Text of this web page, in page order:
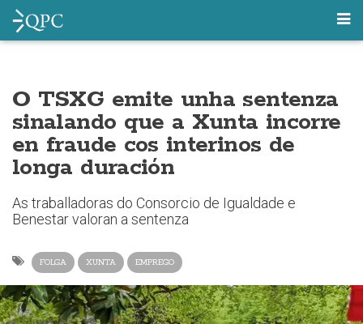
O TSXG emite unha sentenza
sinalando que a Xunta incorre
en fraude cos interinos de
longa duración
As traballadoras do Consorcio de Igualdade e
Benestar valoran a sentenza
FOLGA XUNTA EMPREGO